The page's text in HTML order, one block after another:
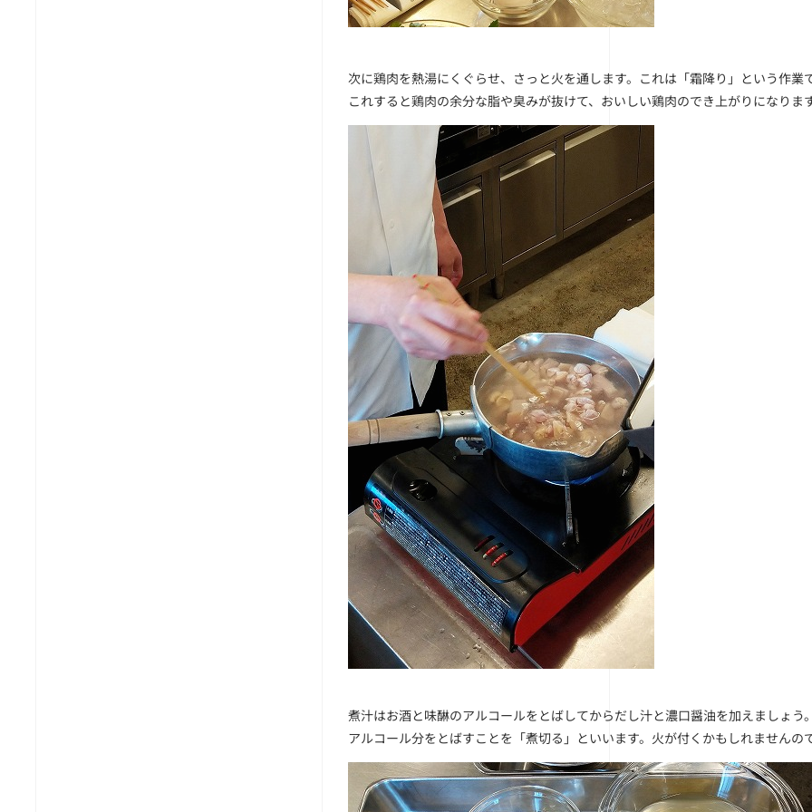
次に鶏肉を熱湯にくぐらせ、さっと火を通します。これは「霜降り」という作業で
これすると鶏肉の余分な脂や臭みが抜けて、おいしい鶏肉のでき上がりになります
煮汁はお酒と味醂のアルコールをとばしてからだし汁と濃口醤油を加えましょう。
アルコール分をとばすことを「煮切る」といいます。火が付くかもしれませんの